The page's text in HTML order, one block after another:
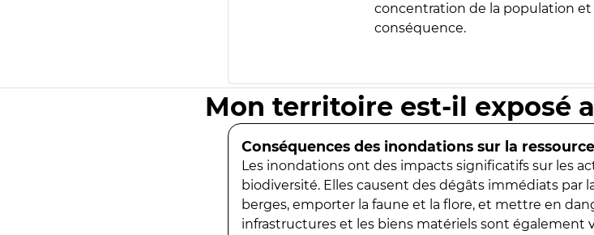
concentration de la population
conséquence.
Mon territoire est-il exposé
Conséquences des inondations sur la
Les inondations ont des impacts significatifs sur les
biodiversité. Elles causent des dégâts immédiats par
berges, emporter la faune et la flore, et mettre en
infrastructures et les biens matériels sont également